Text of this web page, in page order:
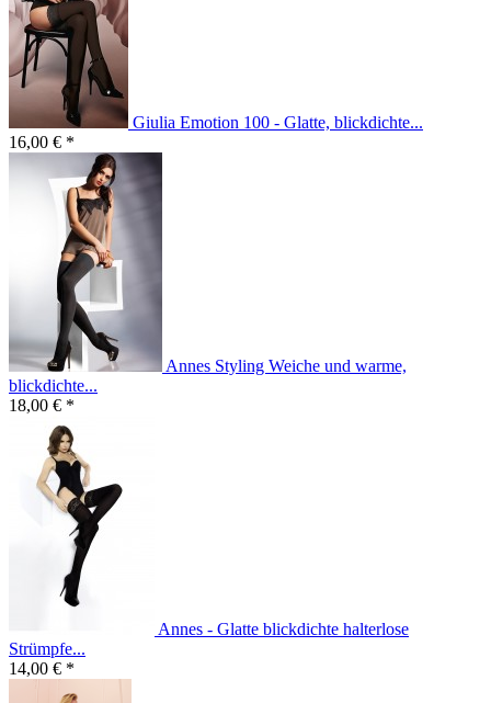
Giulia Emotion 100 - Glatte, blickdichte...
16,00 € *
Annes Styling Weiche und warme,
blickdichte...
18,00 € *
Annes - Glatte blickdichte halterlose
Strümpfe...
14,00 € *